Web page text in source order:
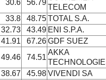
30.6 56.79
TELECOM
33.8 48.75TOTAL S.A.
32.73 43.49 ENI S.P.A.
41.91 67.26GDF SUEZ
49.46 74.51
AKKA
38.67 45.98VIVENDI SA